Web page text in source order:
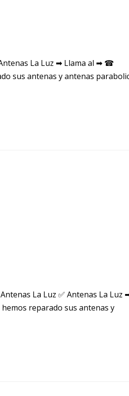
Antenas La Luz ➡ Llama al ➡ ☎
sus antenas y antenas
La Luz ✅ Antenas La Luz
reparado sus antenas y